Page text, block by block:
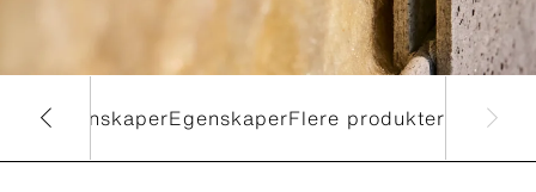
egenskaperEgenskaperFlere produkter